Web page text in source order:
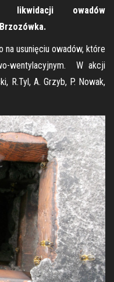
likwidacji owadów
na usunięciu owadów, które
wentylacyjnym. W akcji
R.Tyl, A. Grzyb, P. Nowak,